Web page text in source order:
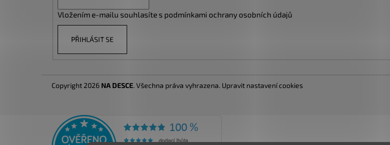
Vložením e-mailu souhlasíte s podmínkami ochrany osobních údajů
PŘIHLÁSIT SE
Copyright 2026 NA DESCE. Všechna práva vyhrazena. Upravit nastavení cookies